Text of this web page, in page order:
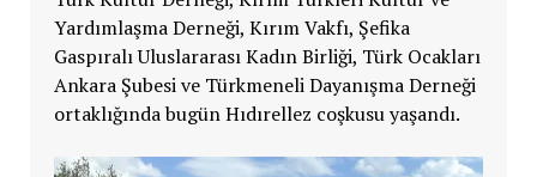
Yardımlaşma Derneği, Kırım Vakfı, Şefika
Gaspıralı Uluslararası Kadın Birliği, Türk Ocakları
Ankara Şubesi ve Türkmeneli Dayanışma Derneği
ortaklığında bugün Hıdırellez coşkusu yaşandı.